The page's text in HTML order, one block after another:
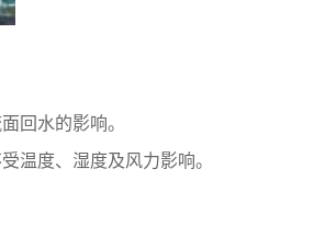
回水的影响。
温度、湿度及风力影响。